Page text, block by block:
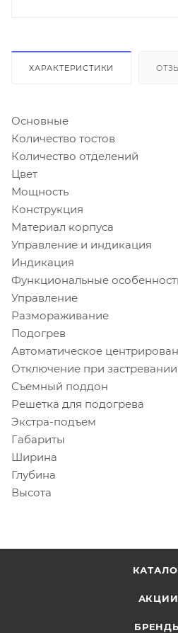
ХАРАКТЕРИСТИКИ
Основные
Количество тостов
Количество отделений
Цвет
Мощность
Конструкция
Материал корпуса
Управление и индикация
Индикация
Функциональные
Управление
Размораживание
Подогрев
Автоматическое
Отключение при застревании
Съемный поддон
Решетка для подогрева
Экстра-подъем
Габариты
Ширина
Глубина
Высота
АКЦИИ